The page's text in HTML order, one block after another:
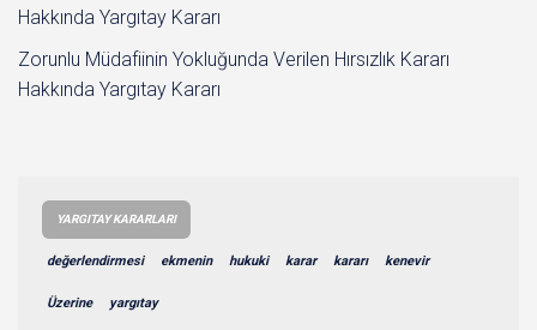
Hakkında Yargıtay Kararı
Zorunlu Müdafiinin Yokluğunda Verilen Hırsızlık Kararı
Hakkında Yargıtay Kararı
YARGITAY KARARLARI
değerlendirmesi ekmenin hukuki karar kararı kenevir
Üzerine yargıtay